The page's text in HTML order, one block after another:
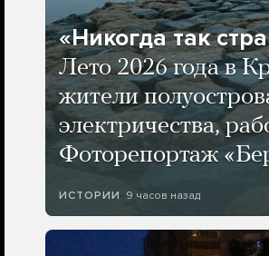
«Никогда так
Лето 2026 года в
жители
электричества,
Фоторепортаж
ИСТОРИИ 9 часов назад